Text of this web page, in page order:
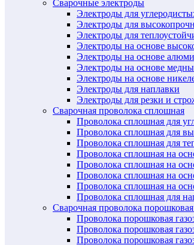
Сварочные электроды
Электроды для
Электроды для
Электроды для
Электроды на основе
Электроды на основе
Электроды на основе
Электроды на основе
Электроды для наплавки
Электроды для резки и
Сварочная проволока сплошная
Проволока сплошная для
Проволока сплошная для
Проволока сплошная для
Проволока сплошная на
Проволока сплошная на
Проволока сплошная на
Проволока сплошная на
Проволока сплошная для
Сварочная проволока
Проволока порошковая
Проволока порошковая
Проволока порошковая